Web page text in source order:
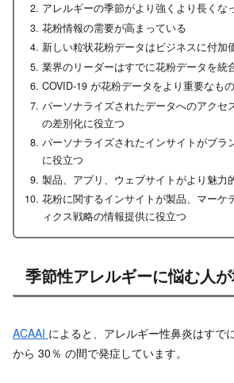
アレルギーの季節がより強くより長くな
花粉情報の需要が高まっている
新しい粒状花粉データはビジネスに付加
業界のリーダーはすでに花粉データを統
COVID-19 が花粉データをより重要なも
パーソナライズされたデータへのアクセ
の差別化に役立つ
パーソナライズされたインサイトがブラ
に役立つ
製品、アプリ、ウェブサイトがより魅力
花粉に関するインサイトが製品、マーケ
ィクス戦略の情報提供に役立つ
季節性アレルギーに悩む人
ACAAI によると、アレルギー性鼻炎はすで
から 30％ の間で発症しています。